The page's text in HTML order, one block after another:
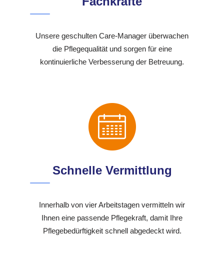
Unsere geschulten Care-Manager überwachen
die Pflegequalität und sorgen für eine
kontinuierliche Verbesserung der Betreuung.
Schnelle Vermittlung
Innerhalb von vier Arbeitstagen vermitteln wir
Ihnen eine passende Pflegekraft, damit Ihre
Pflegebedürftigkeit schnell abgedeckt wird.